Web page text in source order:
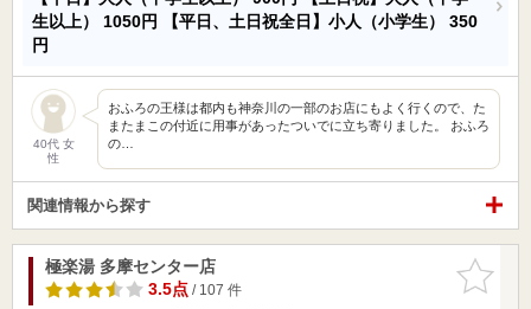
生以上） 1050円 【平日、土日祝全日】小人（小学生） 350
円
40代 女
性
おふろの王様は都内も神奈川の一部のお店にもよく行くので、た
またまこの付近に用事があったついでに立ち寄りました。 おふろ
の…
関連情報から探す
お気に入
りに追加
極楽湯 多摩センター店
3.5点/ 107 件